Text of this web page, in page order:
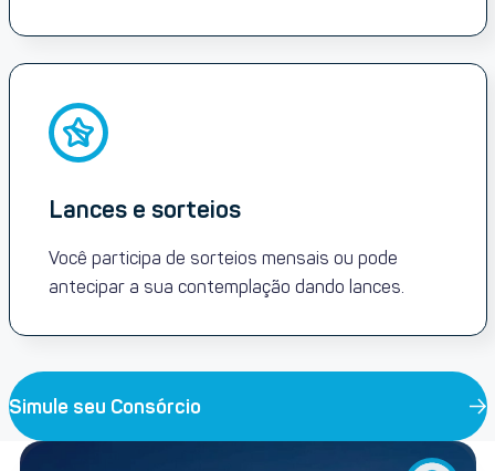
Lances e sorteios
Você participa de sorteios mensais ou pode
antecipar a sua contemplação dando lances.
Simule seu Consórcio